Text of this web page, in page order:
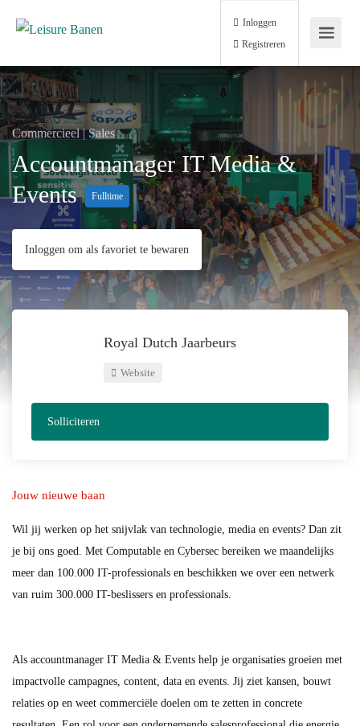
Inloggen
Registreren
Commercieel | Sales
Accountmanager IT Media &
Events
Fulltime
Inloggen om als favoriet te bewaren
Royal Dutch Jaarbeurs
Website
Solliciteren
Jouw nieuwe baan
Wil jij werken op het snijvlak van technologie, media en events? Dan zit
je bij ons goed. Met Computable en Cybersec bereiken we maandelijks
meer dan 100.000 IT-professionals en beschikken we over een netwerk
van ruim 300.000 IT-beslissers en professionals.
Als accountmanager IT Media & Events help je organisaties groeien met
impactvolle campagnes, content, data en events. Jij ziet kansen, bouwt
relaties op en weet commerciële doelen om te zetten in concrete